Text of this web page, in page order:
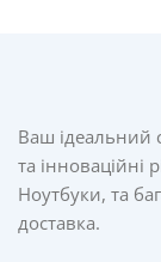
Ваш ідеальний
та інноваційні
Ноутбуки, та
доставка.